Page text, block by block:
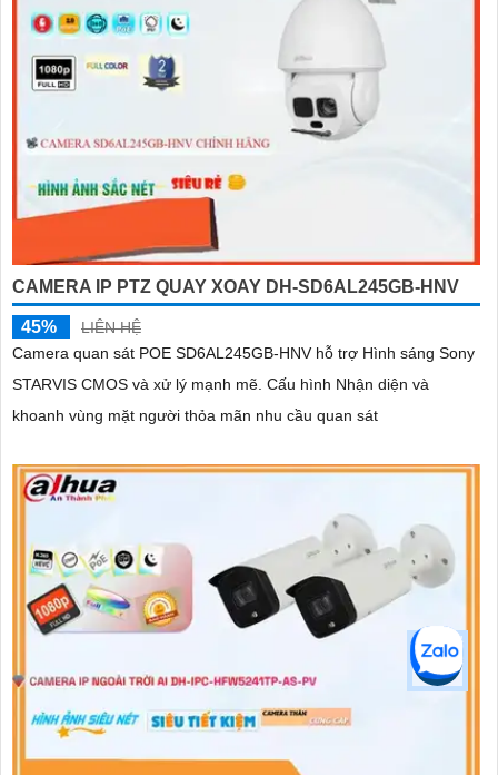
CAMERA IP PTZ QUAY XOAY DH-SD6AL245GB-HNV
45%
LIÊN HỆ
Camera quan sát POE SD6AL245GB-HNV hỗ trợ Hình sáng Sony
STARVIS CMOS và xử lý mạnh mẽ. Cấu hình Nhận diện và
khoanh vùng mặt người thỏa mãn nhu cầu quan sát